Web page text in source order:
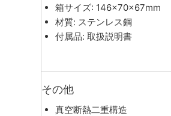
箱サイズ: 146×70×67mm
材質: ステンレス鋼
付属品: 取扱説明書
その他
真空断熱二重構造